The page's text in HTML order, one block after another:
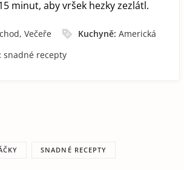
minut, aby vršek hezky zezlátl.
Večeře Kuchyně:Americká
snadné recepty
SNADNÉ RECEPTY